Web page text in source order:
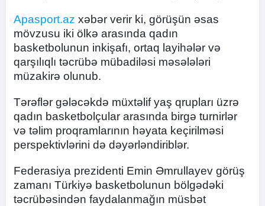
Apasport.az xəbər verir ki, görüşün əsas
mövzusu iki ölkə arasında qadın
basketbolunun inkişafı, ortaq layihələr və
qarşılıqlı təcrübə mübadiləsi məsələləri
müzakirə olunub.
Tərəflər gələcəkdə müxtəlif yaş qrupları üzrə
qadın basketbolçular arasında birgə turnirlər
və təlim proqramlarının həyata keçirilməsi
perspektivlərini də dəyərləndiriblər.
Federasiya prezidenti Emin Əmrullayev görüş
zamanı Türkiyə basketbolunun bölgədəki
təcrübəsindən faydalanmağın müsbət